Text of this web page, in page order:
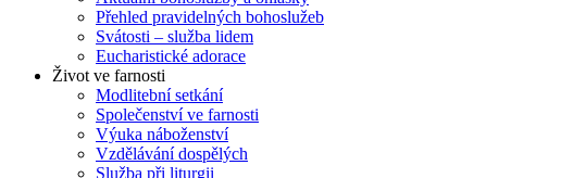
Přehled pravidelných bohoslužeb
Svátosti – služba lidem
Eucharistické adorace
Život ve farnosti
Modlitební setkání
Společenství ve farnosti
Výuka náboženství
Vzdělávání dospělých
Služba při liturgii